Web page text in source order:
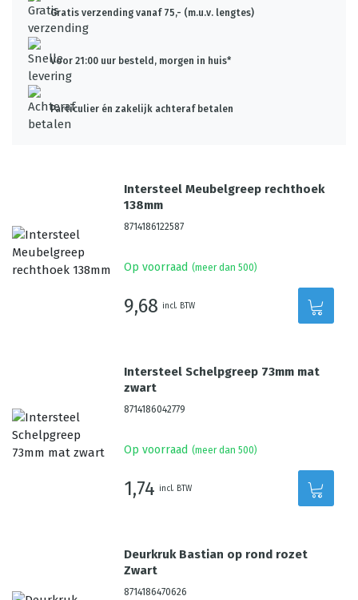
Gratis verzending vanaf 75,- (m.u.v. lengtes)
Voor 21:00 uur besteld, morgen in huis*
Particulier én zakelijk achteraf betalen
Intersteel Meubelgreep rechthoek
138mm
8714186122587
Op voorraad (meer dan 500)
9,68 incl. BTW
Intersteel Schelpgreep 73mm mat
zwart
8714186042779
Op voorraad (meer dan 500)
1,74 incl. BTW
Deurkruk Bastian op rond rozet
Zwart
8714186470626